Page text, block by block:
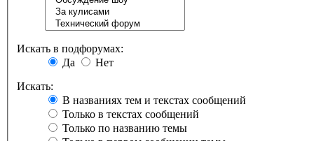
Искать в подфорумах:
Да
Нет
Искать:
В названиях тем и текстах сообщений
Только в текстах сообщений
Только по названию темы